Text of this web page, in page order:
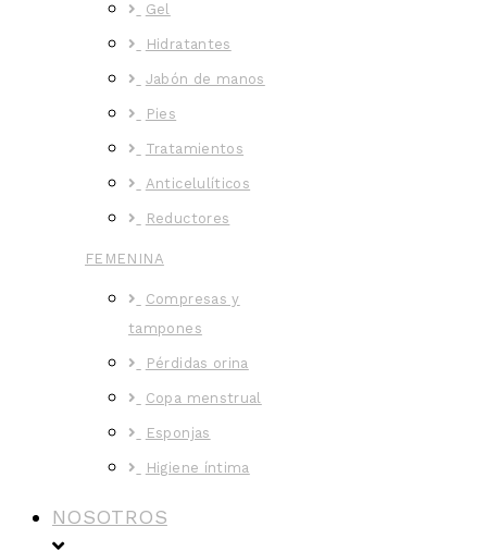
Gel
Hidratantes
Jabón de manos
Pies
Tratamientos
Anticelulíticos
Reductores
FEMENINA
Compresas y
tampones
Pérdidas orina
Copa menstrual
Esponjas
Higiene íntima
NOSOTROS